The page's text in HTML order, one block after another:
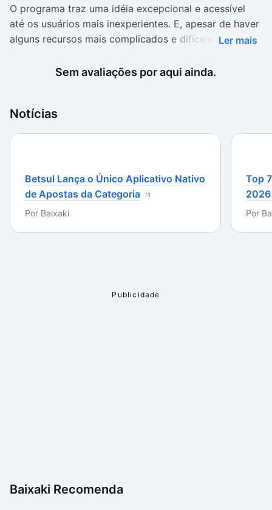
O programa traz uma idéia excepcional e acessível
até os usuários mais inexperientes. E, apesar de haver
alguns recursos mais complicados e difíceis de usar,
tornando a incrível prática da animação mais próxima
É importante saber que o programa está totalmente
poder compreender os diversos tutoriais integrados e
que tornam o programa ainda mais acessível. Até
tempo.
Ler mais
Sem avaliações por aqui ainda.
Notícias
Betsul Lança o Único Aplicativo Nativo
de Apostas da Categoria
Por Baixaki
Top
2026
Por
Baixaki Recomenda